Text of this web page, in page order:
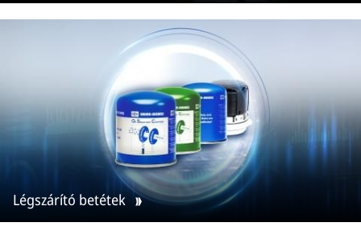
Légszárító betétek